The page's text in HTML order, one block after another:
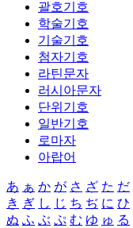
괄호기호
학술기호
기술기호
첨자기호
라틴문자
러시아문자
단위기호
일반기호
로마자
아랍어
あ ぁ か が さ ざ た だ
き ぎ し じ ち ぢ に ひ
ぬ ふ ぶ ぷ む ゆ ゅ る